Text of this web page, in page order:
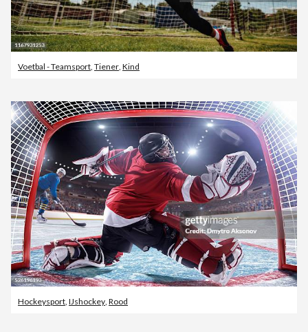
Voetbal - Teamsport, Tiener, Kind
Hockeysport, IJshockey, Rood